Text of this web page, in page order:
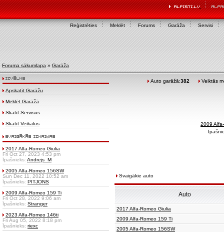
Reģistrēties Meklēt Forums Garāža Servisi
Foruma sākumlapa » Garāža
Apskatīt Garāžu
Meklēt Garāžā
Skatīt Servisus
Skatīt Veikalus
2017 Alfa-Romeo Giulia
Fri Oct 27, 2023 4:53 pm
Īpašnieks: Andrejs_M
2005 Alfa-Romeo 156SW
Sun Dec 11, 2022 10:52 am
Īpašnieks: PITJONS
2009 Alfa-Romeo 159 Ti
Fri Oct 28, 2022 9:06 am
Īpašnieks: Stranger
2023 Alfa-Romeo 146ti
Fri Aug 05, 2022 8:18 pm
Īpašnieks: riexc
Auto garāžā:382 Veiktās
2009
Svaigākie auto
Auto
2017 Alfa-Romeo Giulia
2009 Alfa-Romeo 159 Ti
2005 Alfa-Romeo 156SW